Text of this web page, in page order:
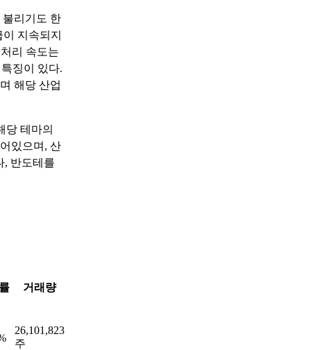
리기도 한
지속되지
리 속도는
징이 있다.
해당 산업
당 테마의
있으며, 산
, 반도테를
거래량
26,101,823
주